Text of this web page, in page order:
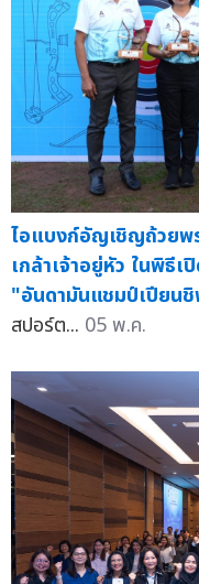
ไอแบงก์อัญเชิญถ้วยพ
เกล้าเจ้าอยู่หัว ในพิธี
"อันดามันแชมป์เปียน
สปอร์ต... 05 พ.ค.